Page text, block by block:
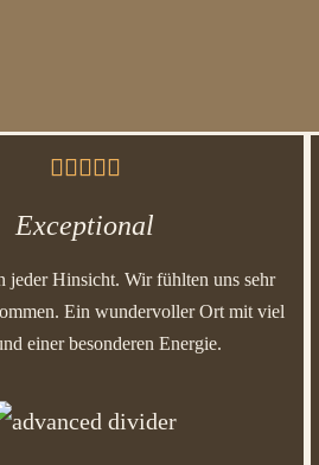

Exceptional
jeder Hinsicht. Wir fühlten uns sehr
Ein wundervoller Ort mit viel
einer besonderen Energie.